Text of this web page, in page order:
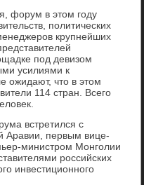
форум в этом году
политических
крупнейших
под девизом
усилиями к
ожидают, что в этом
114 стран. Всего
встретился с
Аравии, первым вице-
министром Монголии
российских
инвестиционного